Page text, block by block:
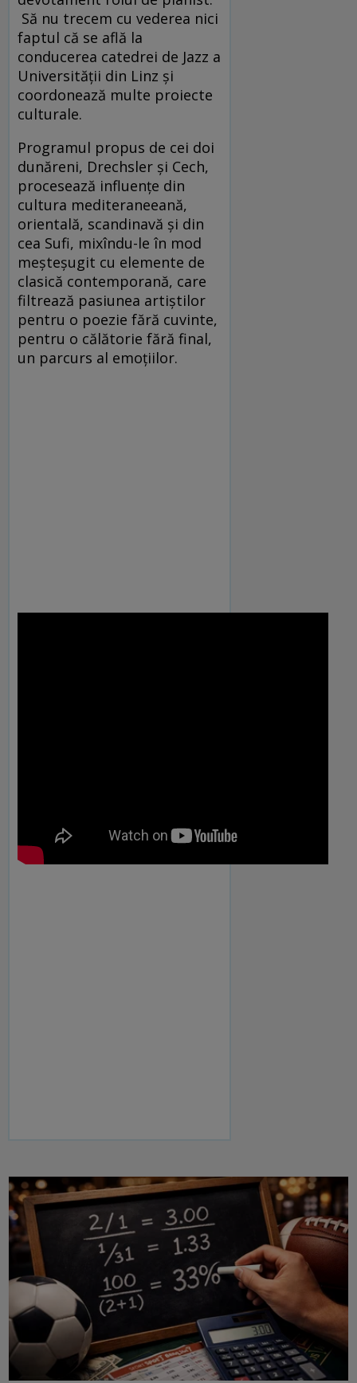
Să nu trecem cu vederea nici
faptul că se află la
conducerea catedrei de Jazz a
Universităţii din Linz şi
coordonează multe proiecte
culturale.
Programul propus de cei doi
dunăreni, Drechsler şi Cech,
procesează influenţe din
cultura mediteraneeană,
orientală, scandinavă şi din
cea Sufi, mixîndu-le în mod
meşteşugit cu elemente de
clasică contemporană, care
filtrează pasiunea artiştilor
pentru o poezie fără cuvinte,
pentru o călătorie fără final,
un parcurs al emoţiilor.